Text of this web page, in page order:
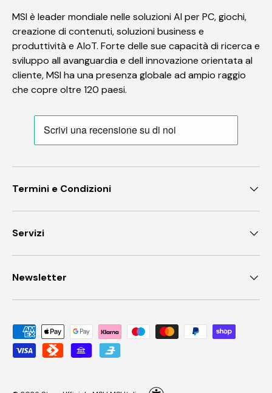
MSI è leader mondiale nelle soluzioni AI per PC, giochi,
creazione di contenuti, soluzioni business e
produttività e AIoT. Forte delle sue capacità di ricerca e
sviluppo all avanguardia e dell innovazione orientata al
cliente, MSI ha una presenza globale ad ampio raggio
che copre oltre 120 paesi.
Termini e Condizioni
Servizi
Newsletter
Metodi di pagamento accettati